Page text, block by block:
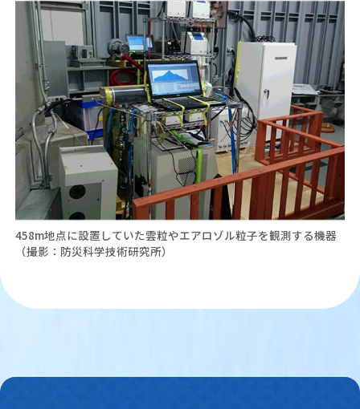
458m地点に設置していた雲粒やエアロゾル粒子を観測する機器
（撮影：防災科学技術研究所）